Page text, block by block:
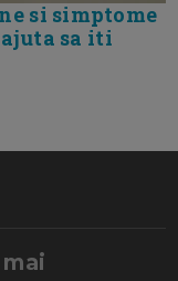
si simptome
sa iti